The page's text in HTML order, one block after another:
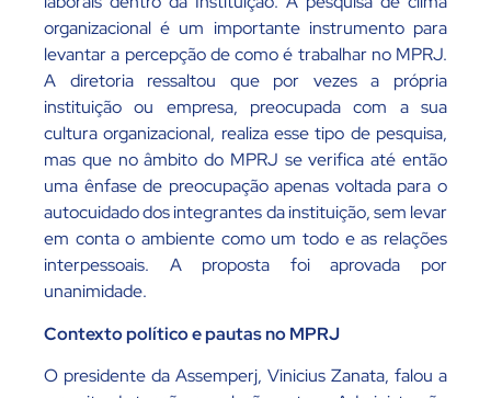
organizacional é um importante instrumento para
levantar a percepção de como é trabalhar no MPRJ.
A diretoria ressaltou que por vezes a própria
instituição ou empresa, preocupada com a sua
cultura organizacional, realiza esse tipo de pesquisa,
mas que no âmbito do MPRJ se verifica até então
uma ênfase de preocupação apenas voltada para o
autocuidado dos integrantes da instituição, sem levar
em conta o ambiente como um todo e as relações
interpessoais. A proposta foi aprovada por
unanimidade.
Contexto político e pautas no MPRJ
O presidente da Assemperj, Vinicius Zanata, falou a